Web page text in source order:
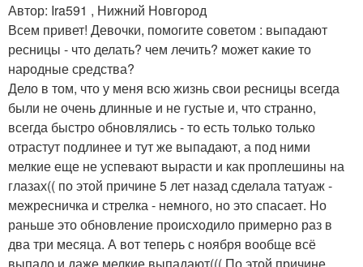
Автор: Ira591 , Нижний Новгород
Всем привет! Девочки, помогите советом : выпадают
ресницы - что делать? чем лечить? может какие то
народные средства?
Дело в том, что у меня всю жизнь свои ресницы всегда
были не очень длинные и не густые и, что странно,
всегда быстро обновлялись - то есть только только
отрастут подлинее и тут же выпадают, а под ними
мелкие еще не успевают вырасти и как проплешины на
глазах(( по этой причине 5 лет назад сделала татуаж -
межресничка и стрелка - немного, но это спасает. Но
раньше это обновление происходило примерно раз в
два три месяца. А вот теперь с ноября вообще всё